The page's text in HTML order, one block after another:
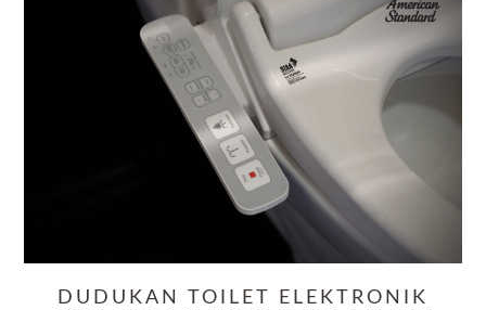
DUDUKAN TOILET ELEKTRONIK